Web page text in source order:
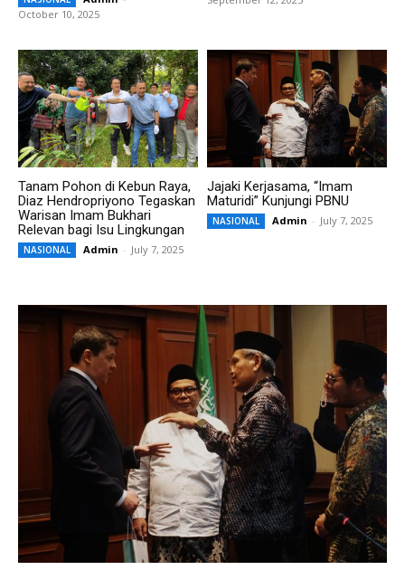
October 10, 2025
Tanam Pohon di Kebun Raya,
Diaz Hendropriyono Tegaskan
Warisan Imam Bukhari
Relevan bagi Isu Lingkungan
NASIONAL Admin - July 7, 2025
Jajaki Kerjasama, “Imam
Maturidi” Kunjungi PBNU
NASIONAL Admin - July 7, 2025